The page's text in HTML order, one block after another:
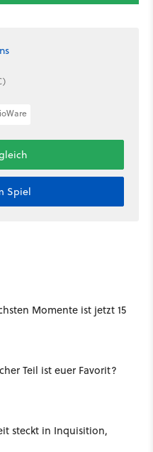
Spiel
Momente ist jetzt 15
Teil ist euer Favorit?
steckt in Inquisition,